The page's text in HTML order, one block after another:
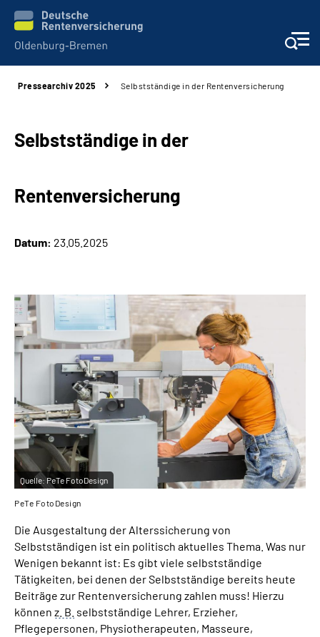
Beratung und Kontakt
Über Uns
Inhalte in Gebärdensprache (DGS)
Leichte Sprache
Suche
Mein Kundenportal
Pressearchiv 2025 Selbstständige in der Rentenversicherung
Selbstständige in der
Rentenversicherung
Datum: 23.05.2025
Quelle:PeTe FotoDesign
PeTe FotoDesign
Die Ausgestaltung der Alterssicherung von
Selbstständigen ist ein politisch aktuelles Thema. Was nur
Wenigen bekannt ist: Es gibt viele selbstständige
Tätigkeiten, bei denen der Selbstständige bereits heute
Beiträge zur Rentenversicherung zahlen muss! Hierzu
können z. B. selbstständige Lehrer, Erzieher,
Pflegepersonen, Physiotherapeuten, Masseure,